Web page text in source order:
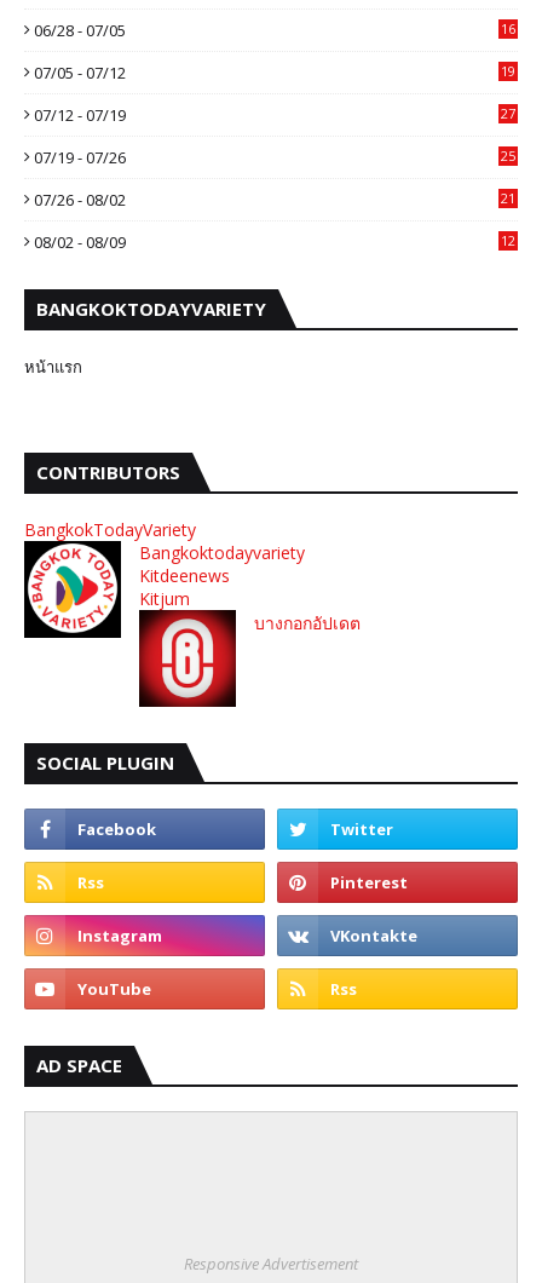
06/28 - 07/05 16
07/05 - 07/12 19
07/12 - 07/19 27
07/19 - 07/26 25
07/26 - 08/02 21
08/02 - 08/09 12
BANGKOKTODAYVARIETY
หน้าแรก
CONTRIBUTORS
BangkokTodayVariety
Bangkoktodayvariety
Kitdeenews
Kitjum
บางกอกอัปเดต
SOCIAL PLUGIN
AD SPACE
Responsive Advertisement